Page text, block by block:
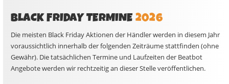
BLACK FRIDAY TERMINE2026
Die meisten Black Friday Aktionen der Händler werden in diesem Jahr
voraussichtlich innerhalb der folgenden Zeiträume stattfinden (ohne
Gewähr). Die tatsächlichen Termine und Laufzeiten der Beatbot
Angebote werden wir rechtzeitig an dieser Stelle veröffentlichen.